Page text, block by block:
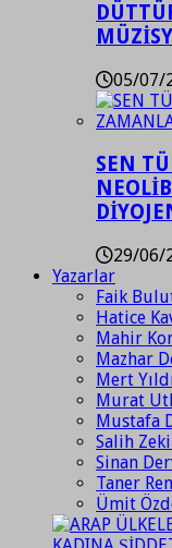
05/07/
SEN
29/06/
Yazarlar
Faik
Hatice
Mahir
Mazhar
Mert
Murat
Mustafa
Salih
Sinan
Taner
Ümit